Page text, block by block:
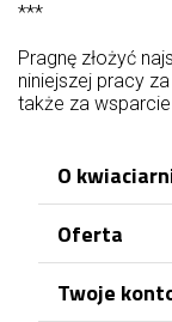
***
Pragnę złożyć
niniejszej pracy
także za
O
Jesteśmy
Posiadana
z
Oferta
Mapa strony
Twoje